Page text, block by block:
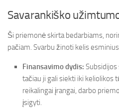
Savarankiško
Ši priemonė skirta bedarbiams,
pačiam. Svarbu žinoti kelis
Finansavimo dydis:
tačiau ji gali siekti iki keliolikos
reikalingai įrangai, darbo
įsigyti.